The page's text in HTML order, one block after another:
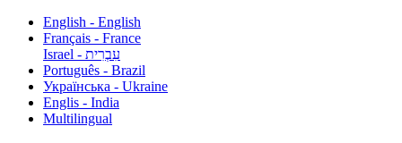
English - English
Français - France
עִבְרִית - Israel
Português - Brazil
Українська - Ukraine
Englis - India
Multilingual